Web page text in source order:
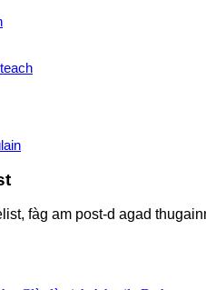
fàg am post-d agad